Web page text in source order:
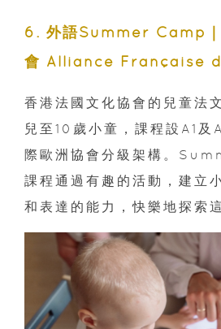
6. 外語Summer Camp｜
會 Alliance Française
香港法國文化協會的兒童法
兒至10歲小童，課程設A1及
際歐洲協會分級架構。
課程通過有趣的活動，建立
和表達的能力，快樂地探索